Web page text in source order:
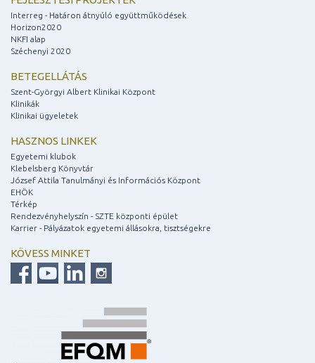
Interreg - Határon átnyúló együttműködések
Horizon2020
NKFI alap
Széchenyi 2020
BETEGELLÁTÁS
Szent-Györgyi Albert Klinikai Központ
Klinikák
Klinikai ügyeletek
HASZNOS LINKEK
Egyetemi klubok
Klebelsberg Könyvtár
József Attila Tanulmányi és Információs Központ
EHÖK
Térkép
Rendezvényhelyszín - SZTE központi épület
Karrier - Pályázatok egyetemi állásokra, tisztségekre
KÖVESS MINKET